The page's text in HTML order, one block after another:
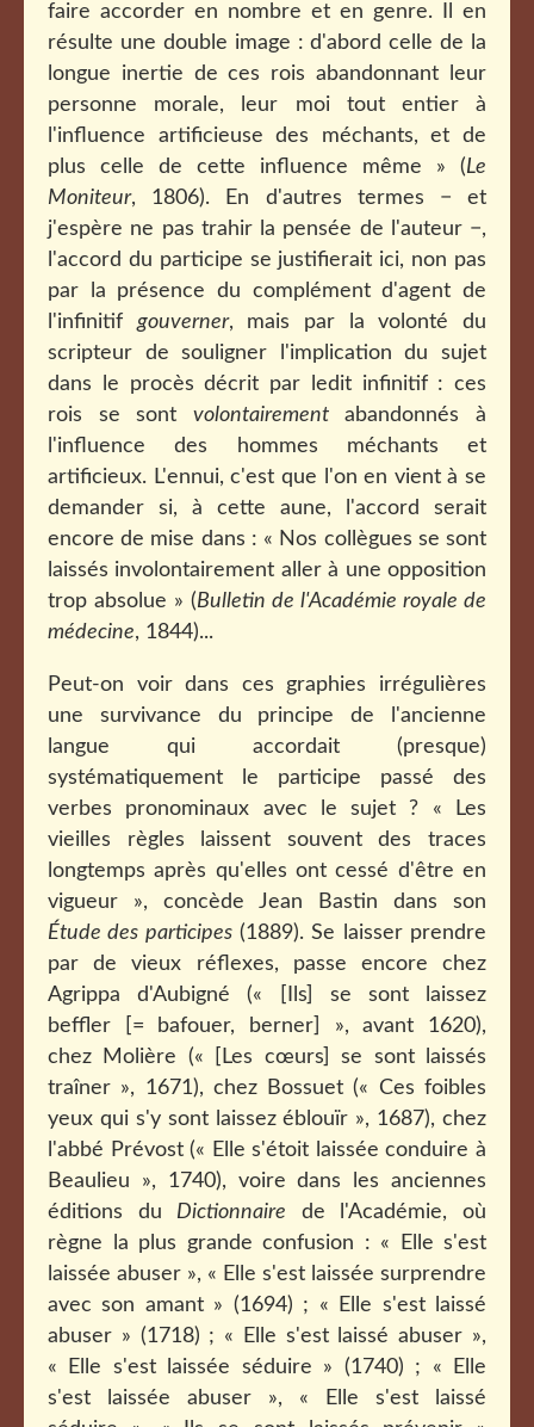
faire accorder en nombre et en genre. Il en
résulte une double image : d'abord celle de la
longue inertie de ces rois abandonnant leur
personne morale, leur moi tout entier à
l'influence artificieuse des méchants, et de
plus celle de cette influence même » (Le
Moniteur, 1806). En d'autres termes − et
j'espère ne pas trahir la pensée de l'auteur −,
l'accord du participe se justifierait ici, non pas
par la présence du complément d'agent de
l'infinitifgouverner, mais par la volonté du
scripteur de souligner l'implication du sujet
dans le procès décrit par ledit infinitif : ces
rois se sont volontairementabandonnés à
l'influence des hommes méchants et
artificieux. L'ennui, c'est que l'on en vient à se
demander si, à cette aune, l'accord serait
encore de mise dans : « Nos collègues se sont
laissés involontairement aller à une opposition
trop absolue » (Bulletin de l'Académie royale de
médecine, 1844)...
Peut-on voir dans ces graphies irrégulières
une survivance du principe de l'ancienne
langue qui accordait (presque)
systématiquement le participe passé des
verbes pronominaux avec le sujet ? « Les
vieilles règles laissent souvent des traces
longtemps après qu'elles ont cessé d'être en
vigueur », concède Jean Bastin dans son
Étude des participes(1889). Se laisser prendre
par de vieux réflexes, passe encore chez
Agrippa d'Aubigné (« [Ils] se sont laissez
beffler [= bafouer, berner] », avant 1620),
chez Molière (« [Les cœurs] se sont laissés
traîner », 1671), chez Bossuet (« Ces foibles
yeux qui s'y sont laissez éblouïr », 1687), chez
l'abbé Prévost (« Elle s'étoit laissée conduire à
Beaulieu », 1740), voire dans les anciennes
éditions du Dictionnaire de l'Académie, où
règne la plus grande confusion : « Elle s'est
laissée abuser », « Elle s'est laissée surprendre
avec son amant » (1694) ; « Elle s'est laissé
abuser » (1718) ; « Elle s'est laissé abuser »,
« Elle s'est laissée séduire » (1740) ; « Elle
s'est laissée abuser », « Elle s'est laissé